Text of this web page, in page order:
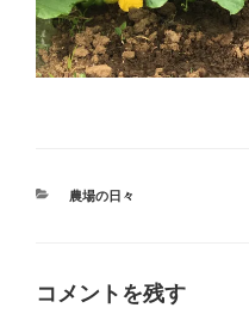
カ
ー
農場の日々
コメントを残す